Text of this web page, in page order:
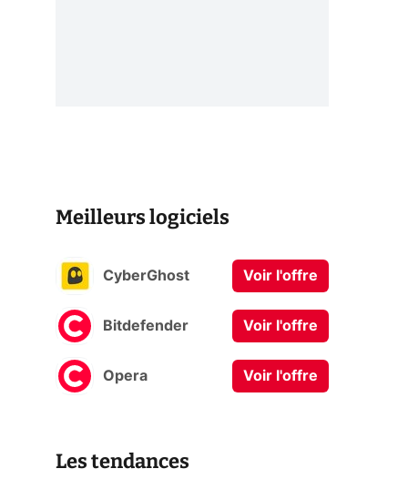
Meilleurs logiciels
CyberGhost Voir l'offre
Bitdefender Voir l'offre
Opera Voir l'offre
Les tendances